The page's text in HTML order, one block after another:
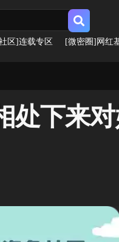
区]连载专区 [微密圈]网红
处下来